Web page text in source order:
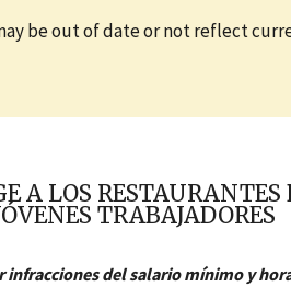
be out of date or not reflect
A LOS
TRABAJADORES
infracciones del salario mínimo y